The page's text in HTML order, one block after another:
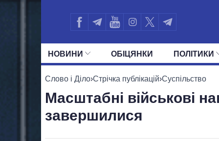
НОВИНИ ОБIЦЯНКИ ПОЛIТИКИ
УСІ ПОЛІТИКИ ПРЕЗИДЕНТ І ОФІС
Слово і Діло›Стрічка публікацій›Суспільство
Масштабні військові
завершилися